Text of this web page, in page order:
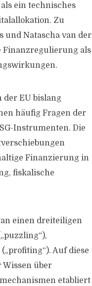
ein technisches
Zu
und Natascha van der
Finanzregulierung als
EU bislang
häufig Fragen der
Instrumenten. Die
Finanzierung in
fiskalische
einen dreiteiligen
Auf diese
über
etabliert